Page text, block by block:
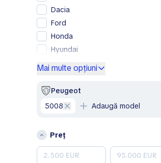
Dacia
Ford
Honda
Hyundai
Mercedes-Benz
Nissan
Porsche
Renault
Mai multe opțiuni
Peugeot
5008
Adaugă model
Preț